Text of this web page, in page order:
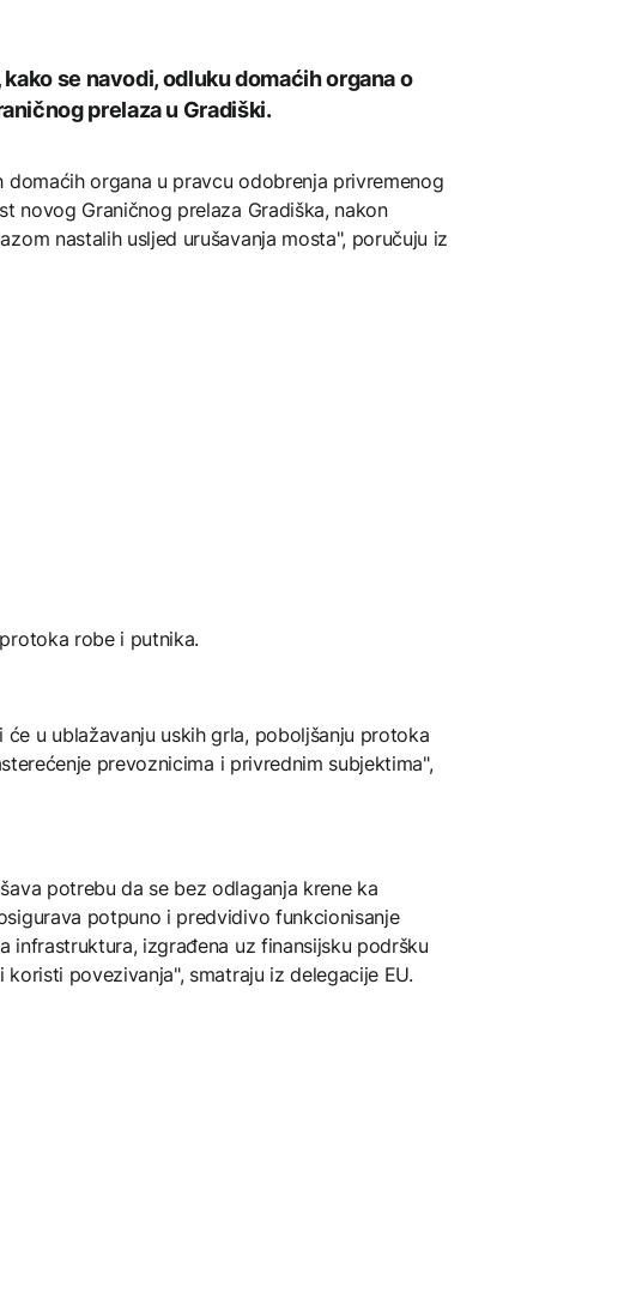
se navodi, odluku domaćih organa o
prelaza u Gradiški.
organa u pravcu odobrenja privremenog
novog Graničnog prelaza Gradiška, nakon
nastalih usljed urušavanja mosta", poručuju iz
robe i putnika.
u ublažavanju uskih grla, poboljšanju protoka
prevoznicima i privrednim subjektima",
potrebu da se bez odlaganja krene ka
potpuno i predvidivo funkcionisanje
infrastruktura, izgrađena uz finansijsku podršku
povezivanja", smatraju iz delegacije EU.